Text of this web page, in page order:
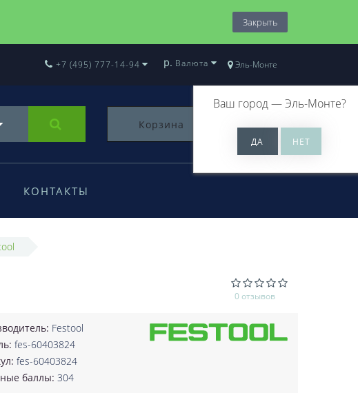
Закрыть
Эль-Монте
Ваш город —Эль-Монте?
+7 (495) 777-14-94 р. Валюта
Корзина 0
КОНТАКТЫ
0 отзывов
Festool
fes-60403824
fes-60403824
баллы: 304